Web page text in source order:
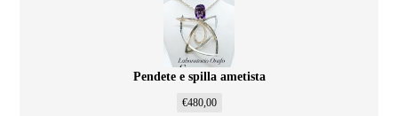
Pendete e spilla ametista
€480,00